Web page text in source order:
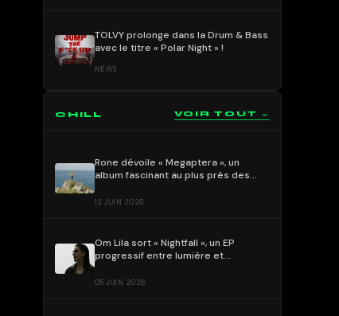
TOLVY prolonge dans la Drum & Bass
avec le titre « Polar Night » !
NEWS
CHILL VOIR TOUT →
Rone dévoile « Megaptera », un
album fascinant au plus près des
12 JUIN 2026
Om Lila sort « Nightfall », un EP
progressif entre lumière et
05 JUIN 2026